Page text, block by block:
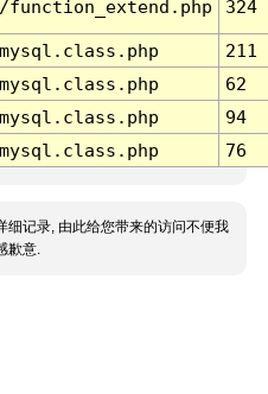
324
211
62
94
76
细记录, 由此给您带来的访问不便我
歉意.